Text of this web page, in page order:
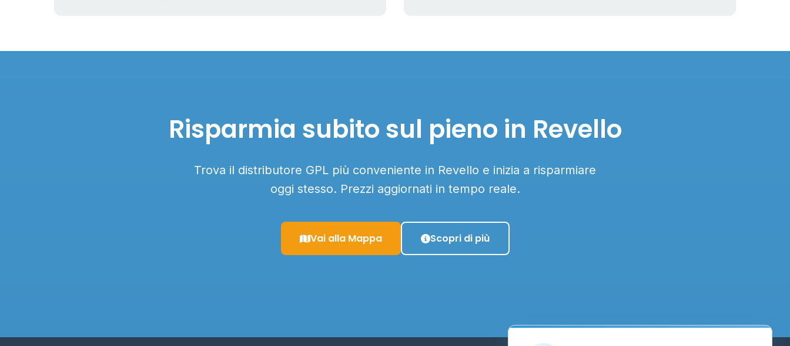
Risparmia subito sul pieno in Revello
Trova il distributore GPL più conveniente in Revello e inizia a risparmiare
oggi stesso. Prezzi aggiornati in tempo reale.
Vai alla Mappa Scopri di più